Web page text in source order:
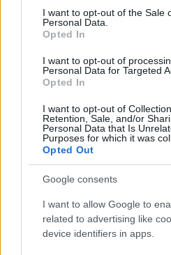
consent section.
I want to opt-out of the Sale
Personal Data.
Opted In
I want to opt-out of
Personal Data for Targeted
Opted In
I want to opt-out of
Retention, Sale, and/or
Personal Data that Is
Purposes for which it was
Opted Out
Google consents
I want to allow Google to
related to advertising like
device identifiers in apps.
Su valor de mercado es de 5
normal es que sea un jugador
revalorice. Su único punto débil
y los duelos (39% en la 22/23).
Jorge Meré y Lucas Pires,
Cádiz. ¿Recomendables?
¿Qué